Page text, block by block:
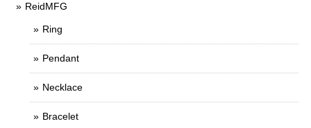
ReidMFG
Ring
Pendant
Necklace
Bracelet